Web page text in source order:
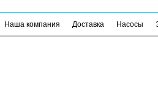
Наша компания Доставка Насосы